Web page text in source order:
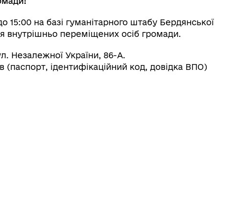
15:00 на базі гуманітарного штабу Бердянської
внутрішньо переміщених осіб громади.
Незалежної України, 86-А.
(паспорт, ідентифікаційний код, довідка ВПО)